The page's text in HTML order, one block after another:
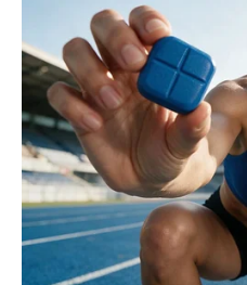
VAGA
Zvijezde vam donose